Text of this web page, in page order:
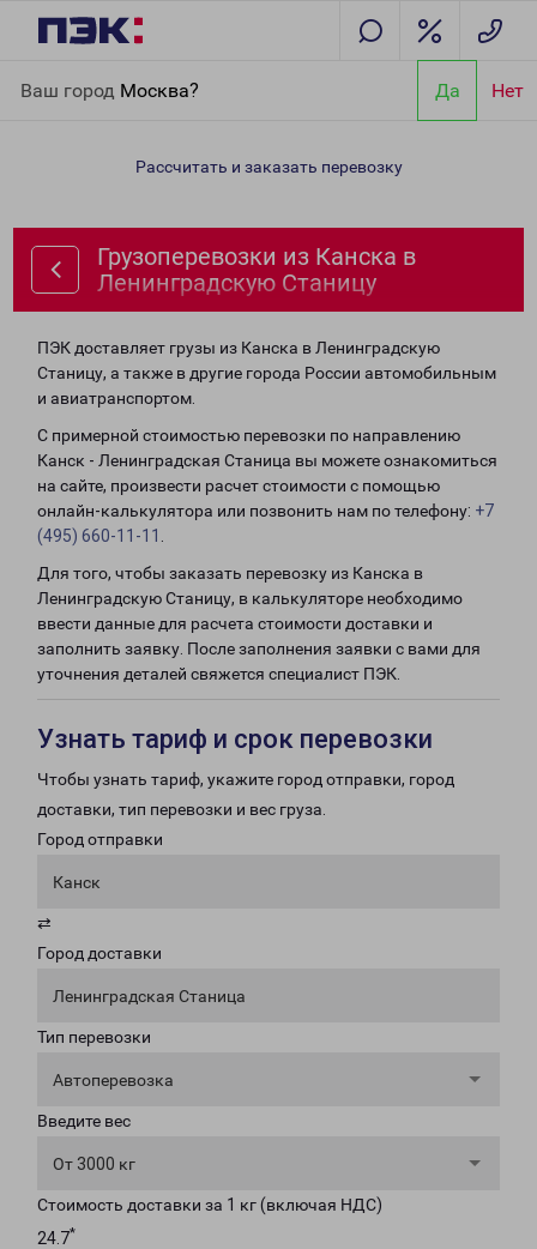
Ваш город Москва? Да Нет
Ленинградскую Станицу
Рассчитать и заказать перевозку
Грузоперевозки из Канска в
Ленинградскую Станицу
ПЭК доставляет грузы из Канска в Ленинградскую
Станицу, а также в другие города России автомобильным
и авиатранспортом.
С примерной стоимостью перевозки по направлению
Канск - Ленинградская Станица вы можете ознакомиться
на сайте, произвести расчет стоимости с помощью
онлайн-калькулятора или позвонить нам по телефону: +7
(495) 660-11-11
Для того, чтобы заказать перевозку из Канска в
Ленинградскую Станицу, в калькуляторе необходимо
ввести данные для расчета стоимости доставки и
заполнить заявку. После заполнения заявки с вами для
уточнения деталей свяжется специалист ПЭК.
Узнать тариф и срок перевозки
Чтобы узнать тариф, укажите город отправки, город
доставки, тип перевозки и вес груза.
Город отправки
Канск
⇄
Город доставки
Ленинградская Станица
Тип перевозки
Автоперевозка
Введите вес
От 3000 кг
Стоимость доставки за 1 кг (включая НДС)
24.7*